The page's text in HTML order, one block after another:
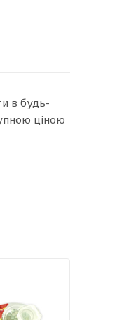
в будь-
ціною